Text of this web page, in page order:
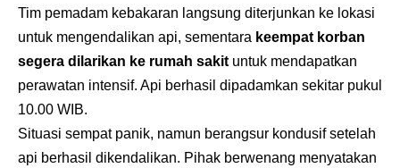
Tim pemadam kebakaran langsung diterjunkan ke lokasi
untuk mengendalikan api, sementara keempat korban
segera dilarikan ke rumah sakit untuk mendapatkan
perawatan intensif. Api berhasil dipadamkan sekitar pukul
10.00 WIB.
Situasi sempat panik, namun berangsur kondusif setelah
api berhasil dikendalikan. Pihak berwenang menyatakan